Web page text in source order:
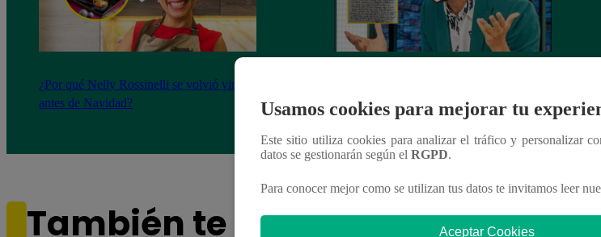
¿Por qué Nelly Rossinelli se volvió viral
antes de Navidad?
conmovió a los fans de “El Gran Chef”
También te puede interesar
Usamos cookies para mejorar tu
Este sitio utiliza cookies para analizar el tráfico y personalizar
datos se gestionarán según el RGPD.
Para conocer mejor como se utilizan tus datos te invitamos leer
Aceptar Cookies